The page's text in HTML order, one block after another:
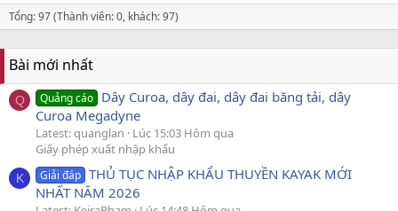
Tổng: 97 (Thành viên: 0, khách: 97)
Bài mới nhất
Q Quảng cáo Dây Curoa, dây đai, dây đai băng tải, dây
Curoa Megadyne
Latest: quanglan
Lúc 15:03 Hôm qua
Giấy phép xuất nhập khẩu
K Giải đáp THỦ TỤC NHẬP KHẨU THUYỀN KAYAK MỚI
NHẤT NĂM 2026